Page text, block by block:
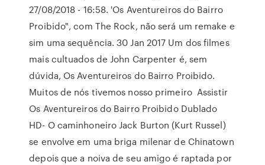
27/08/2018 - 16:58. 'Os Aventureiros do Bairro
Proibido", com The Rock, não será um remake e
sim uma sequência. 30 Jan 2017 Um dos filmes
mais cultuados de John Carpenter é, sem
dúvida, Os Aventureiros do Bairro Proibido.
Muitos de nós tivemos nosso primeiro Assistir
Os Aventureiros do Bairro Proibido Dublado
HD- O caminhoneiro Jack Burton (Kurt Russel)
se envolve em uma briga milenar de Chinatown
depois que a noiva de seu amigo é raptada por